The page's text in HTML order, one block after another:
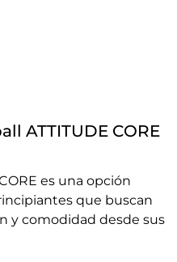
ATTITUDE CORE
es una opción
que buscan
y comodidad desde sus